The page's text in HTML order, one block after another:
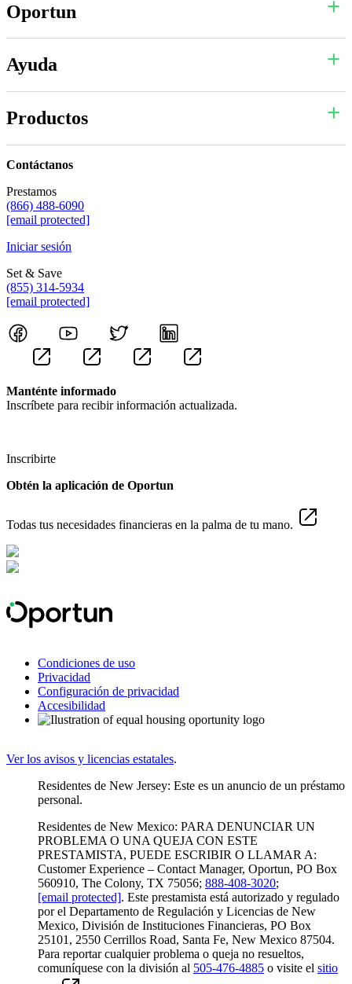
Oportun
Ayuda
Productos
Contáctanos
Prestamos
(866) 488-6090
[email protected]
Iniciar sesión
Set & Save
(855) 314-5934
[email protected]
Manténte informado
Inscríbete para recibir información actualizada.
Inscribirte
Obtén la aplicación de Oportun
Todas tus necesidades financieras en la palma de tu mano.
Condiciones de uso
Privacidad
Configuración de privacidad
Accesibilidad
Ver los avisos y licencias estatales.
Residentes de New Jersey: Este es un anuncio de un préstamo
personal.
Residentes de New Mexico: PARA DENUNCIAR UN
PROBLEMA O UNA QUEJA CON ESTE
PRESTAMISTA, PUEDE ESCRIBIR O LLAMAR A:
Customer Experience – Contact Manager, Oportun, PO Box
560910, The Colony, TX 75056; 888-408-3020;
[email protected]. Este prestamista está autorizado y regulado
por el Departamento de Regulación y Licencias de New
Mexico, División de Instituciones Financieras, PO Box
25101, 2550 Cerrillos Road, Santa Fe, New Mexico 87504.
Para reportar cualquier problema o queja no resueltos,
comuníquese con la división al 505-476-4885 o visite el sitio